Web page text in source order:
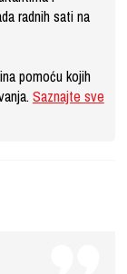
radnih sati na
pomoću kojih
Saznajte sve